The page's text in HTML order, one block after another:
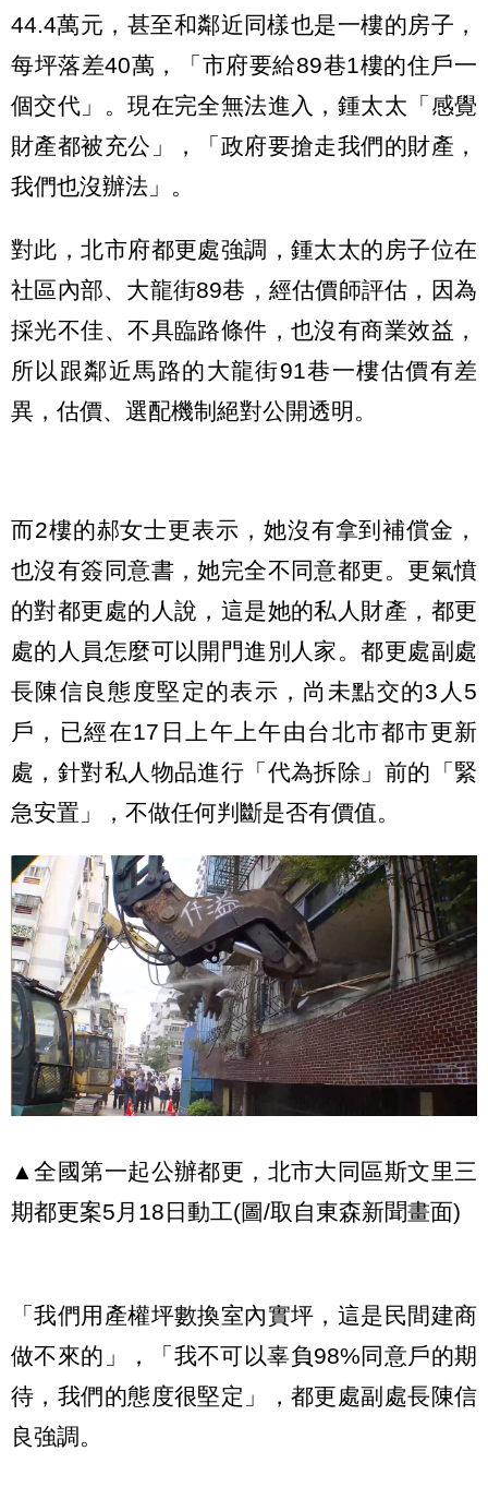
44.4萬元，甚至和鄰近同樣也是一樓的房子，
每坪落差40萬，「市府要給89巷1樓的住戶一
個交代」。現在完全無法進入，鍾太太「感覺
財產都被充公」，「政府要搶走我們的財產，
我們也沒辦法」。
對此，北市府都更處強調，鍾太太的房子位在
社區內部、大龍街89巷，經估價師評估，因為
採光不佳、不具臨路條件，也沒有商業效益，
所以跟鄰近馬路的大龍街91巷一樓估價有差
異，估價、選配機制絕對公開透明。
而2樓的郝女士更表示，她沒有拿到補償金，
也沒有簽同意書，她完全不同意都更。更氣憤
的對都更處的人說，這是她的私人財產，都更
處的人員怎麼可以開門進別人家。都更處副處
長陳信良態度堅定的表示，尚未點交的3人5
戶，已經在17日上午上午由台北市都市更新
處，針對私人物品進行「代為拆除」前的「緊
急安置」，不做任何判斷是否有價值。
▲全國第一起公辦都更，北市大同區斯文里三
期都更案5月18日動工(圖/取自東森新聞畫面)
「我們用產權坪數換室內實坪，這是民間建商
做不來的」，「我不可以辜負98%同意戶的期
待，我們的態度很堅定」，都更處副處長陳信
良強調。